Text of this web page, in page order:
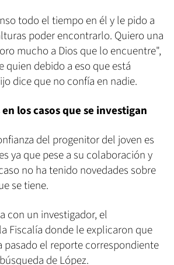
todo el tiempo en él y le pido a
poder encontrarlo. Quiero una
mucho a Dios que lo encuentre",
quien debido a eso que está
dice que no confía en nadie.
los casos que se investigan
del progenitor del joven es
ya que pese a su colaboración y
no ha tenido novedades sobre
se tiene.
con un investigador, el
Fiscalía donde le explicaron que
pasado el reporte correspondiente
de López.